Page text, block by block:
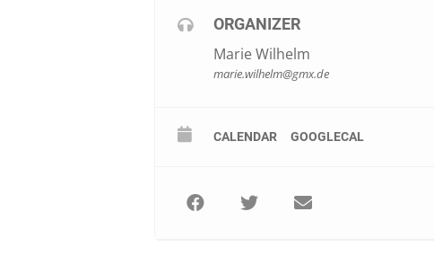
ORGANIZER
Marie Wilhelm
marie.wilhelm@gmx.de
CALENDAR GOOGLECAL